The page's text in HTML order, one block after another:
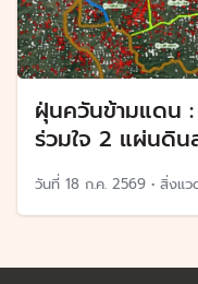
ฝุ่นควันข้ามแดน
ร่วมใจ 2 แผ่นดิน
วันที่ 18 ก.ค. 2569 • สิ่งแ